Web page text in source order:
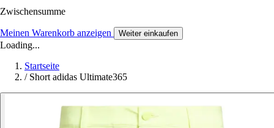
Zwischensumme
Meinen Warenkorb anzeigen Weiter einkaufen
Loading...
Startseite
/ Short adidas Ultimate365